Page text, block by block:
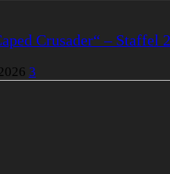
Crusader“ – Staffel 2
3